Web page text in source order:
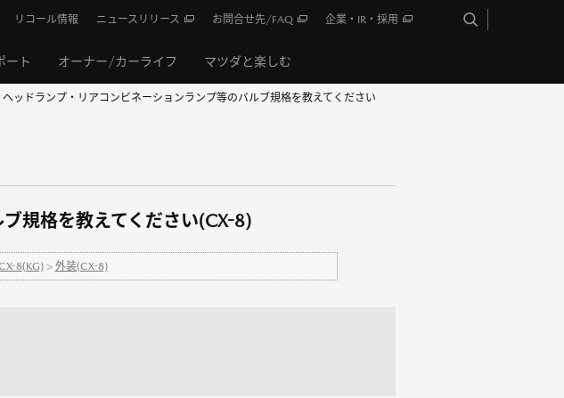
ート オーナー/カーライフ マツダと楽しむ
リコール情報 ニュースリリース お問合せ先/FAQ 企業・IR・採用
ヘッドランプ・リアコンビネーションランプ等のバルブ規格を教えてください
規格を教えてください(CX-8)
8(KG)> 外装(CX-8)